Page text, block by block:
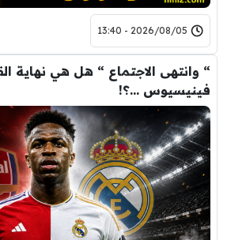
2026/08/05 - 13:40
“ وانتهى الاجتماع “ هل هي نهاية
فينيسيوس …؟!